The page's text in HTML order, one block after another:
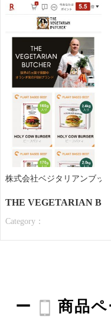
株式会社ベジタリアンブッ
THE VEGETARIAN
Category：
商品